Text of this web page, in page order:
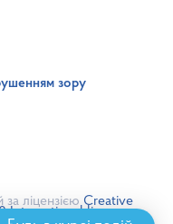
зору
ліцензієюCreative
International license,